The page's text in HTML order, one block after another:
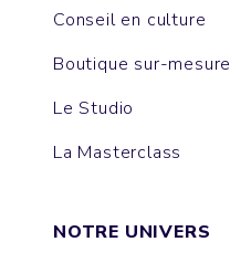
Conseil en culture
Boutique sur-mesure
Le Studio
La Masterclass
NOTRE UNIVERS